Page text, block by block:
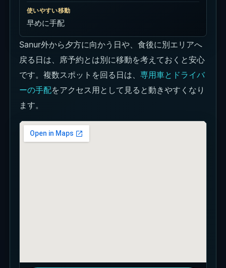
使いやすい移動
早めに手配
Sanur外から夕方に向かう日や、食後に別エリアへ
戻る日は、席予約とは別に移動を考えておくと安心
です。複数スポットを回る日は、 専用車とドライバ
ーの手配をアクセス用として見ると動きやすくなり
ます。